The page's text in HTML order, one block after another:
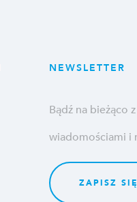
NEWSLETTER
Bądź na bieżąco
wiadomościami i
ZAPISZ